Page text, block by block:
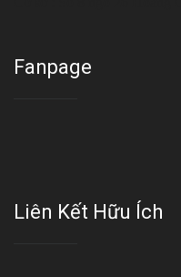
Fanpage
Liên Kết Hữu Ích